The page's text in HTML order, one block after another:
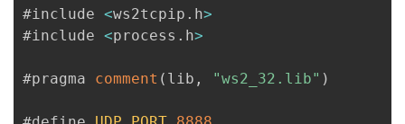
#include <ws2tcpip . h>
#include <process . h>
#pragma comment ( lib , "ws2_32.lib" )